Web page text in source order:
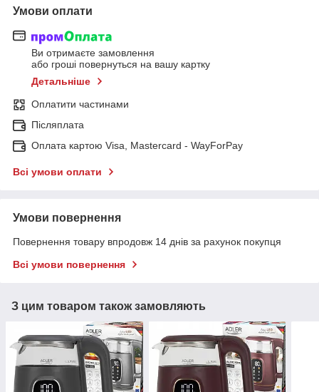
Умови оплати
Ви отримаєте замовлення
або гроші повернуться на вашу картку
Детальніше
Оплатити частинами
Післяплата
Оплата картою Visa, Mastercard - WayForPay
Всі умови оплати
Умови повернення
Повернення товару впродовж 14 днів за рахунок покупця
Всі умови повернення
З цим товаром також замовляють